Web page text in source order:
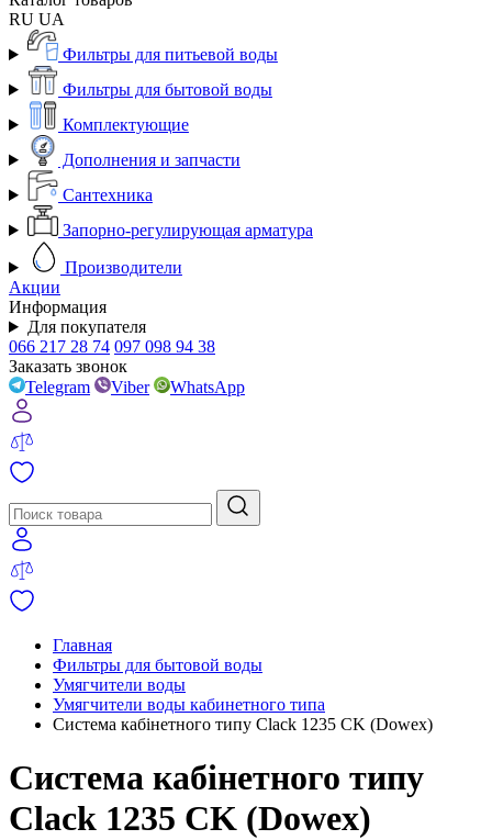
RU UA
Фильтры для питьевой воды
Фильтры для бытовой воды
Комплектующие
Дополнения и запчасти
Сантехника
Запорно-регулирующая арматура
Производители
Акции
Информация
Для покупателя
066 217 28 74 097 098 94 38
Заказать звонок
Telegram
Viber WhatsApp
Главная
Фильтры для бытовой воды
Умягчители воды
Умягчители воды кабинетного типа
Система кабінетного типу Clack 1235 CK (Dowex)
Система кабінетного типу
Clack 1235 CK (Dowex)